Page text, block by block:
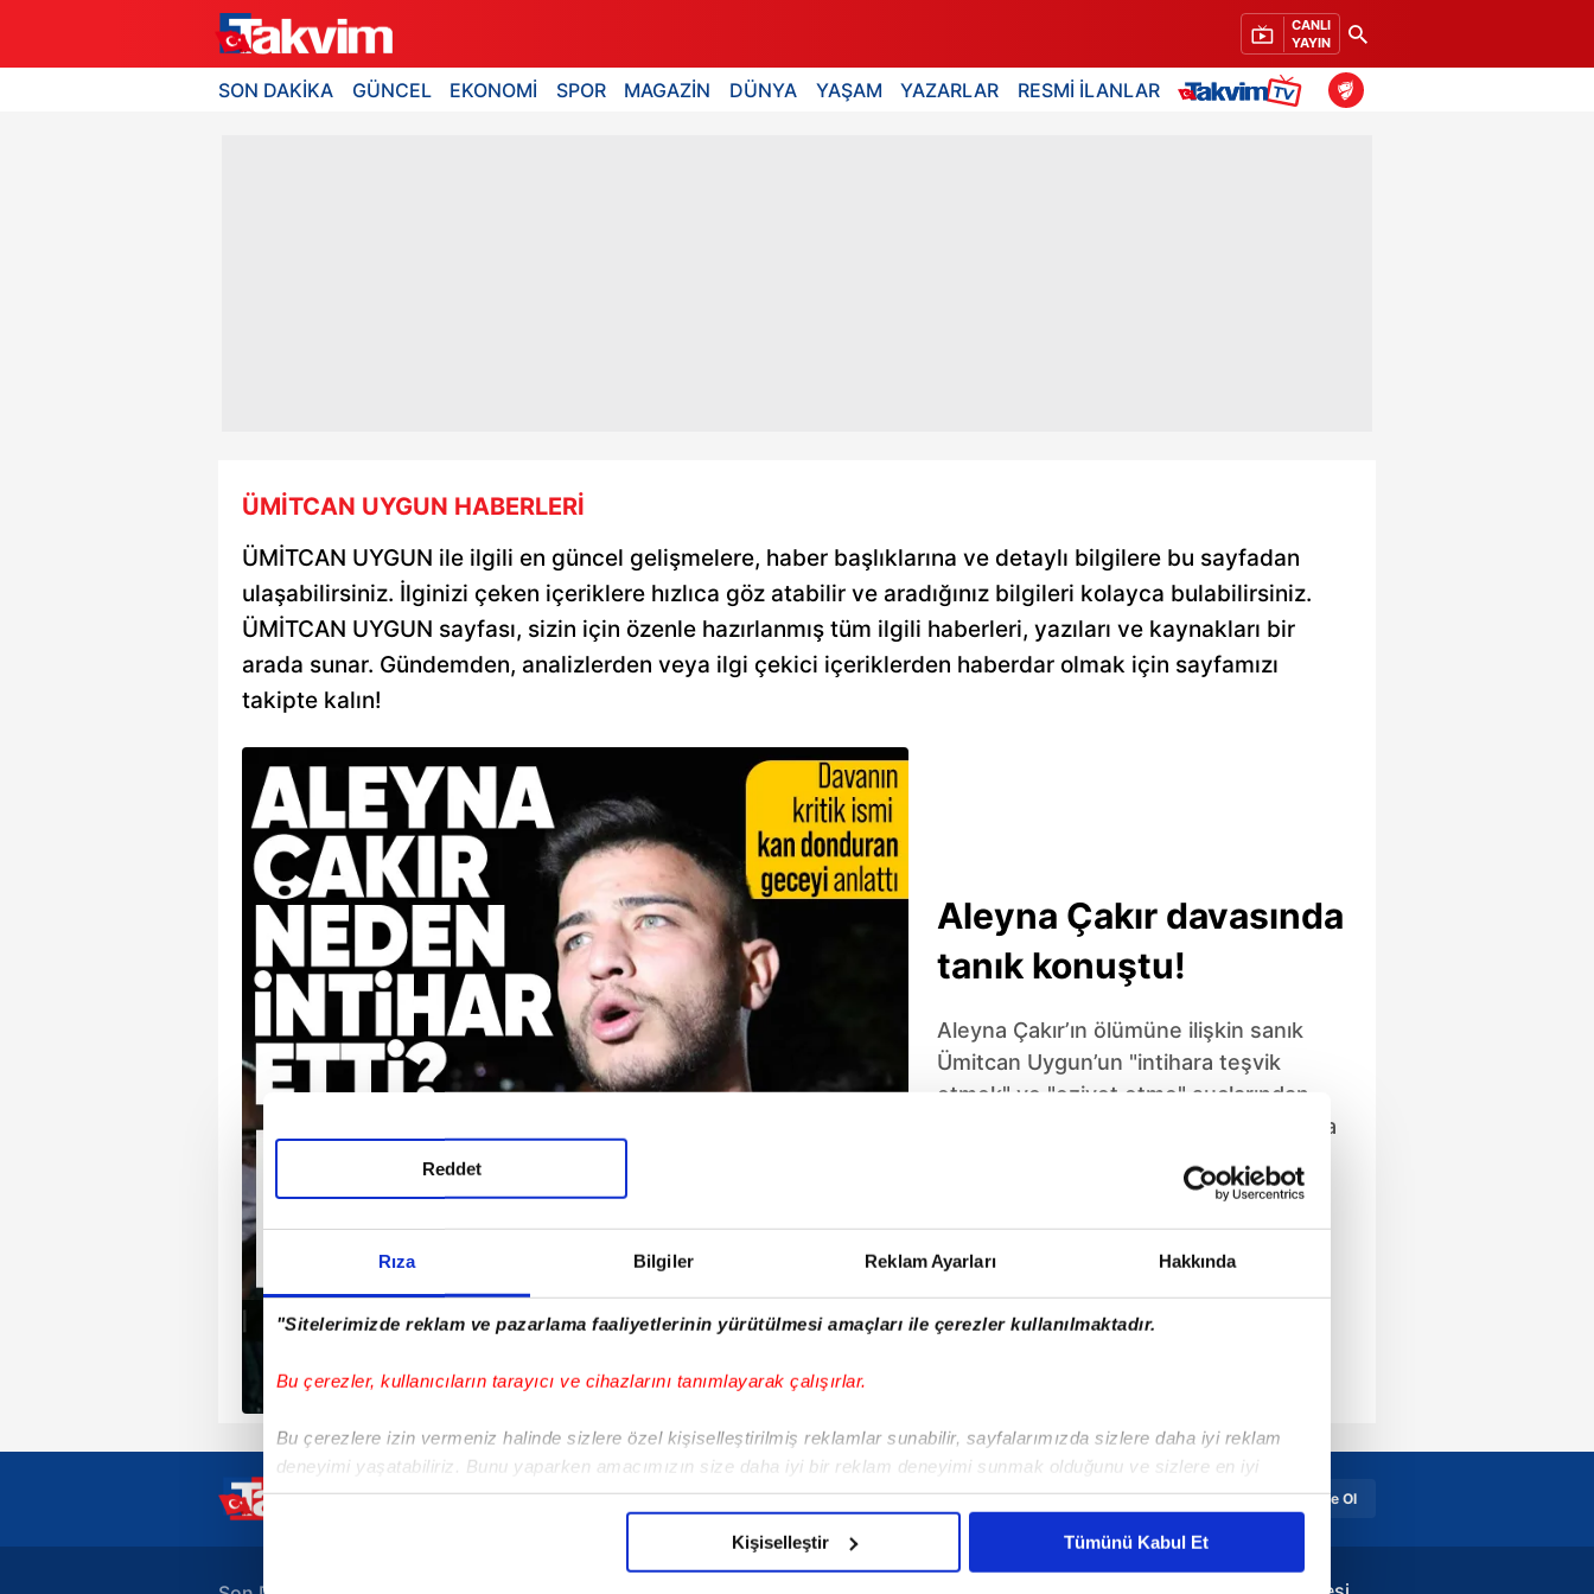
Rıza Bilgiler Reklam Ayarları Hakkında
"Sitelerimizde reklam ve pazarlama faaliyetlerinin yürütülmesi amaçları ile çerezler kullanılmaktadır.
Bu çerezler, kullanıcıların tarayıcı ve cihazlarını tanımlayarak çalışırlar.
Bu çerezlere izin vermeniz halinde sizlere özel kişiselleştirilmiş reklamlar sunabilir, sayfalarımızda sizlere daha iyi reklam
deneyimi yaşatabiliriz. Bunu yaparken amacımızın size daha iyi bir reklam deneyimi sunmak olduğunu ve sizlere en iyi
içerikleri sunabilmek adına elimizden gelen çabayı gösterdiğimizi ve bu noktada, reklamların maliyetlerimizi karşılamak
Reddet
Kişiselleştir Tümünü Kabul Et
CANLI
YAYIN
SON DAKİKA GÜNCEL EKONOMİ SPOR MAGAZİN DÜNYA YAŞAM YAZARLAR RESMİ İLANLAR
ÜMİTCAN UYGUN HABERLERİ
ÜMİTCAN UYGUN ile ilgili en güncel gelişmelere, haber başlıklarına ve detaylı bilgilere bu sayfadan
ulaşabilirsiniz. İlginizi çeken içeriklere hızlıca göz atabilir ve aradığınız bilgileri kolayca bulabilirsiniz.
ÜMİTCAN UYGUN sayfası, sizin için özenle hazırlanmış tüm ilgili haberleri, yazıları ve kaynakları bir
arada sunar. Gündemden, analizlerden veya ilgi çekici içeriklerden haberdar olmak için sayfamızı
takipte kalın!
Aleyna Çakır davasında
tanık konuştu!
Aleyna Çakır’ın ölümüne ilişkin sanık
Ümitcan Uygun’un "intihara teşvik
etmek" ve "eziyet etme" suçlarından
yargılandığı davada tanık M.C.Ö, sanıkla
asker eğlencesinde buluştuklarını ve
olay gecesini anlattı. Duruşma, eksik
hususların giderilmesi için 30 Ocak
2026'ya ertelendi.
Üye Girişi Üye Ol